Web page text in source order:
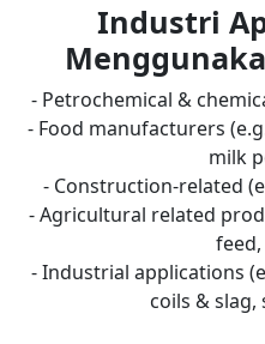
Industri
- Petrochemical &
- Food manufacturers
milk
- Construction-related
- Agricultural related
- Industrial applications
coils & slag,